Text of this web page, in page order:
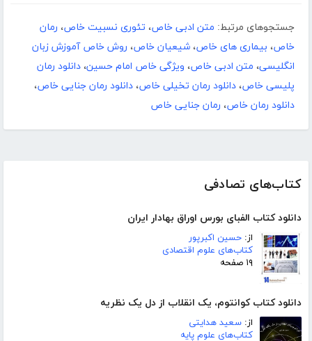
کتاب‌های تصادفی
دانلود کتاب الفبای بورس اوراق بهادار ایران
از: حسین اکبرپور
کتاب‌های علوم اقتصادی
۱۹ صفحه
دانلود کتاب کوانتوم، یک انقلاب از دل یک نظریه
از: سعید هدایتی
کتاب‌های علوم پایه
جستجوهای مرتبط: متن ادبی خاص، تئوری نسبیت خاص، رمان
خاص، بیماری های خاص، شیعیان خاص، روش خاص آموزش زبان
انگلیسی، متن ادبی خاص، ویژگی خاص امام حسین، دانلود رمان
پلیسی خاص، دانلود رمان تخیلی خاص، دانلود رمان جنایی خاص،
دانلود رمان خاص، رمان جنایی خاص